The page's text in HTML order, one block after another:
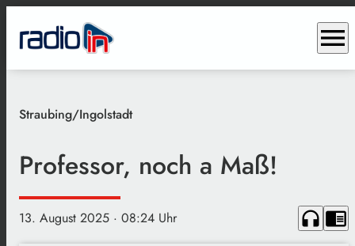
menu
Straubing/Ingolstadt
Professor, noch a Maß!
13. August 2025 · 08:24 Uhr headphones chrome_reader_mode